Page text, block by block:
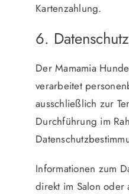
Kartenzahlung.
6. Datenschutz
Der Mamamia
verarbeitet
ausschließlich zur
Durchführung im
Informationen zum
direkt im Salon oder